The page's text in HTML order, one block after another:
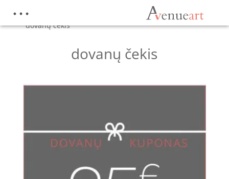
Pradžia
Produktai su žymomis
“dovanų čekis”
dovanų čekis